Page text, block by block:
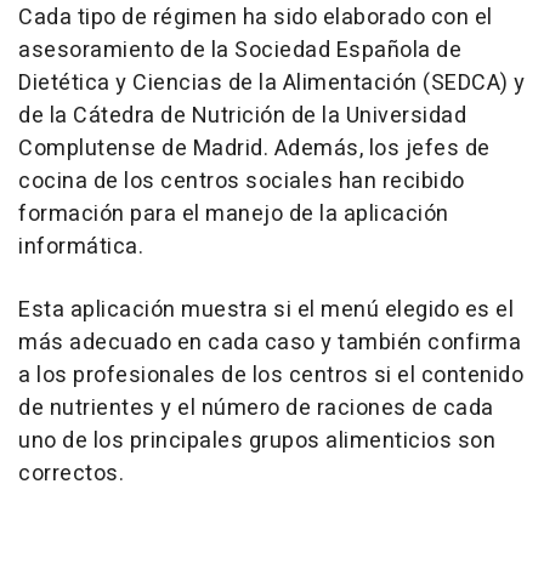
Cada tipo de régimen ha sido elaborado con el
asesoramiento de la Sociedad Española de
Dietética y Ciencias de la Alimentación (SEDCA) y
de la Cátedra de Nutrición de la Universidad
Complutense de Madrid. Además, los jefes de
cocina de los centros sociales han recibido
formación para el manejo de la aplicación
informática.
Esta aplicación muestra si el menú elegido es el
más adecuado en cada caso y también confirma
a los profesionales de los centros si el contenido
de nutrientes y el número de raciones de cada
uno de los principales grupos alimenticios son
correctos.